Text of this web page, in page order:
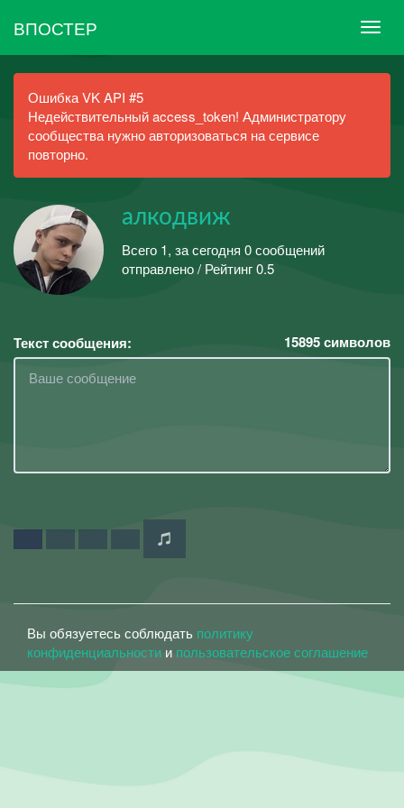
ВПОСТЕР
Ошибка VK API #5
Недействительный access_token! Администратору
сообщества нужно авторизоваться на сервисе
повторно.
алкодвиж
Всего 1, за сегодня 0 сообщений
отправлено / Рейтинг 0.5
Текст сообщения: 15895символов
Вы обязуетесь соблюдать политику
конфиденциальности и пользовательское соглашение